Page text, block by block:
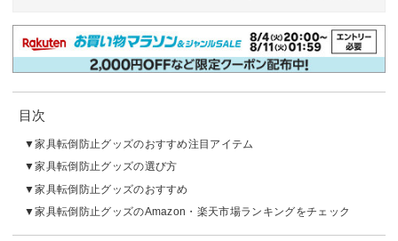
目次
家具転倒防止グッズのおすすめ注目アイテム
家具転倒防止グッズの選び方
家具転倒防止グッズのおすすめ
家具転倒防止グッズのAmazon・楽天市場ランキングをチェック